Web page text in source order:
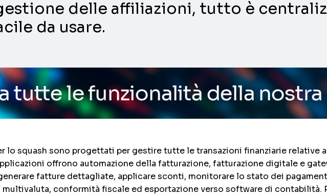
delle affiliazioni, tutto è
da usare.
della nostra
lo squash sono progettati per gestire tutte le transazioni finanziarie relative
offrono automazione della fatturazione, fatturazione digitale e
fatture dettagliate, applicare sconti, monitorare lo stato dei
conformità fiscale ed esportazione verso software di contabilità.